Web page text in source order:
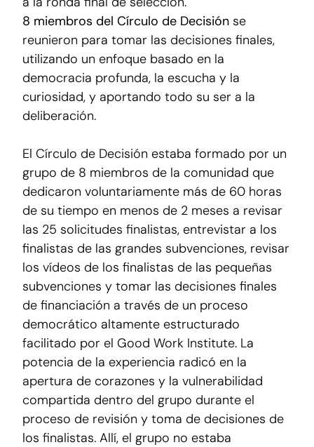
8 miembros del Círculo de Decisión se
reunieron para tomar las decisiones finales,
utilizando un enfoque basado en la
democracia profunda, la escucha y la
curiosidad, y aportando todo su ser a la
deliberación.
El Círculo de Decisión estaba formado por un
grupo de 8 miembros de la comunidad que
dedicaron voluntariamente más de 60 horas
de su tiempo en menos de 2 meses a revisar
las 25 solicitudes finalistas, entrevistar a los
finalistas de las grandes subvenciones, revisar
los vídeos de los finalistas de las pequeñas
subvenciones y tomar las decisiones finales
de financiación a través de un proceso
democrático altamente estructurado
facilitado por el Good Work Institute. La
potencia de la experiencia radicó en la
apertura de corazones y la vulnerabilidad
compartida dentro del grupo durante el
proceso de revisión y toma de decisiones de
los finalistas. Allí, el grupo no estaba